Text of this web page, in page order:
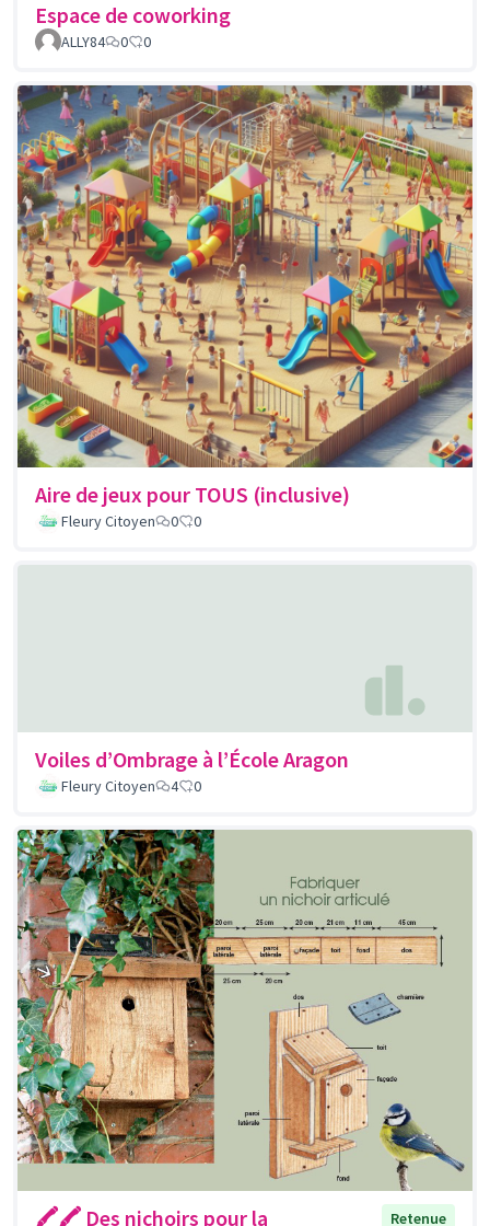
Espace de coworking
ALLY84 0 0
Aire de jeux pour TOUS (inclusive)
Fleury Citoyen 0 0
Voiles d’Ombrage à l’École Aragon
Fleury Citoyen 4 0
🖍🖍 Des nichoirs pour la Retenue